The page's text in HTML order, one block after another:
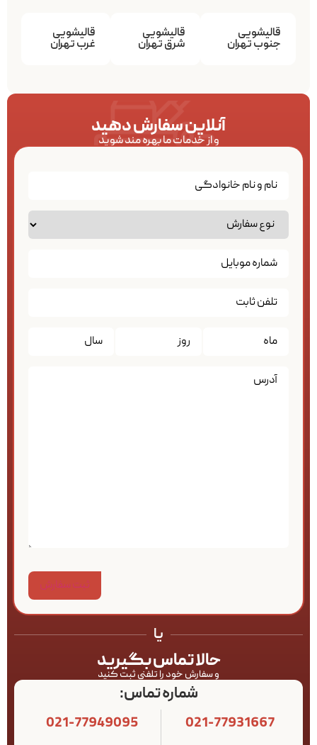
قالیشویی
جنوب تهران
قالیشویی
شرق تهران
قالیشویی
غرب تهران
آنلاین سفارش دهید
و از خدمات ما بهره مند شوید
تاریخ*
یا
حالا تماس بگیرید
و سفارش خود را تلفنی ثبت کنید
شماره تماس:
021-77931667
021-77949095